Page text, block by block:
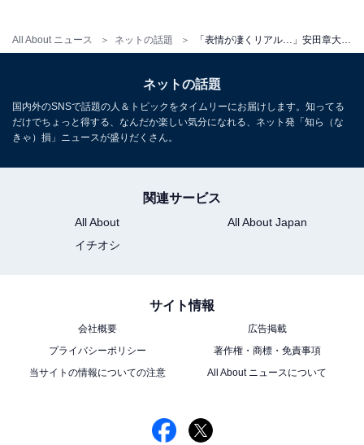
All About ニュース ネットの話題 「表情が凄くリアル…」安田章大、自閉症の男性を熱演！ 「もう泣いちゃう…」「演技がとても自然」
ネットの話題
国内外のSNSで話題の人＆トピックをタイムリーにお届けします。知ってる
だけでちょっと得する、なんだか楽しい気分になれる、ネット発「知ら（な
きゃ）損」ニュースが盛りだくさん。
関連サービス
All About
All About Japan
イチオシ
サイト情報
会社概要
広告掲載
プライバシーポリシー
著作権・商標・免責事項
当サイトの情報についての注意
All About ニュースについて